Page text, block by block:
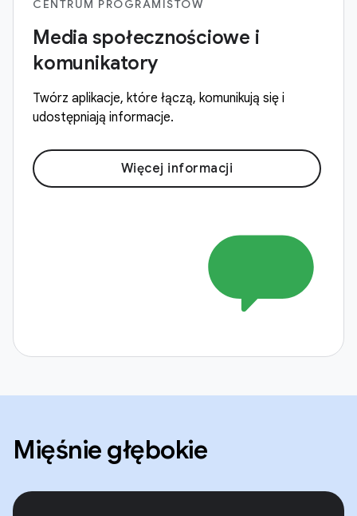
CENTRUM PROGRAMISTÓW
Media społecznościowe i
komunikatory
Twórz aplikacje, które łączą, komunikują się i
udostępniają informacje.
Więcej informacji
Mięśnie głębokie